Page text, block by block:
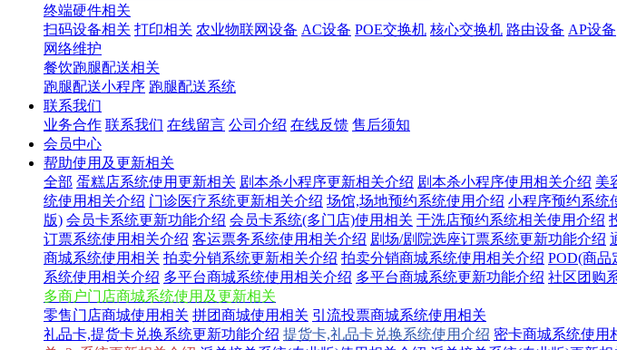
终端硬件相关
扫码设备相关 打印相关 农业物联网设备 AC设备 POE交换机 核心交换机 路由设备 AP设备
网络维护
餐饮跑腿配送相关
跑腿配送小程序 跑腿配送系统
联系我们
业务合作 联系我们 在线留言 公司介绍 在线反馈 售后须知
会员中心
帮助使用及更新相关
全部 蛋糕店系统使用更新相关 剧本杀小程序更新相关介绍 剧本杀小程序使用相关介绍 美
统使用相关介绍 门诊医疗系统更新相关介绍 场馆,场地预约系统使用介绍 小程序预约系统
版) 会员卡系统更新功能介绍 会员卡系统(多门店)使用相关 干洗店预约系统相关使用介绍
订票系统使用相关介绍 客运票务系统使用相关介绍 剧场/剧院选座订票系统更新功能介绍
商城系统使用相关 拍卖分销系统更新相关介绍 拍卖分销商城系统使用相关介绍 POD(商品
系统使用相关介绍 多平台商城系统使用相关介绍 多平台商城系统更新功能介绍 社区团购
多商户门店商城系统使用及更新相关
零售门店商城使用相关 拼团商城使用相关 引流投票商城系统使用相关
礼品卡,提货卡兑换系统更新功能介绍 提货卡,礼品卡兑换系统使用介绍 密卡商城系统使用